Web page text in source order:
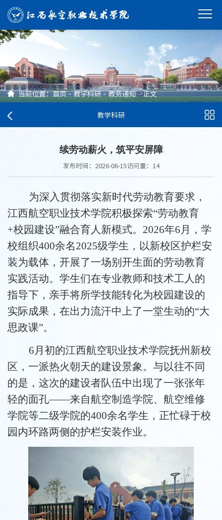
当前位置：首页-教学科研-教务通知-正文
教学科研
续劳动薪火，筑平安屏障
发布时间：2026-06-15访问量： 14
为深入贯彻落实新时代劳动教育要求，
江西航空职业技术学院积极探索“劳动教育
+校园建设”融合育人新模式。2026年6月，学
校组织400余名2025级学生，以新校区护栏安
装为载体，开展了一场别开生面的劳动教育
实践活动。学生们在专业教师和技术工人的
指导下，亲手将所学技能转化为校园建设的
实际成果，在出力流汗中上了一堂生动的“大
思政课”。
6月初的江西航空职业技术学院抚州新校
区，一派热火朝天的建设景象。与以往不同
的是，这次的建设者队伍中出现了一张张年
轻的面孔——来自航空制造学院、航空维修
学院等二级学院的400余名学生，正忙碌于校
园内环路两侧的护栏安装作业。